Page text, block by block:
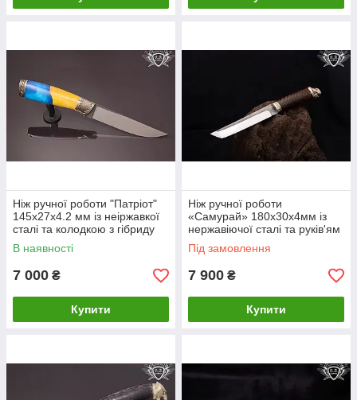
Ніж ручної роботи "Патріот"
145х27х4.2 мм із неіржавкої
сталі та колодкою з гібриду
В наявності
7 000 ₴
Купити
Ніж ручної роботи
«Самурай» 180х30х4мм із
нержавіючої сталі та руків'ям
із гібрида+шишка
Під замовлення
7 900 ₴
Купити